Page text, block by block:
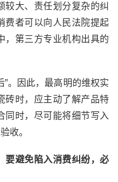
较大、责任划分复杂的纠
费者可以向人民法院提起
，第三方专业机构出具的
”。因此，最高明的维权实
砖时，应主动了解产品特
同时，尽可能将细节写入
收。
要避免陷入消费纠纷，必